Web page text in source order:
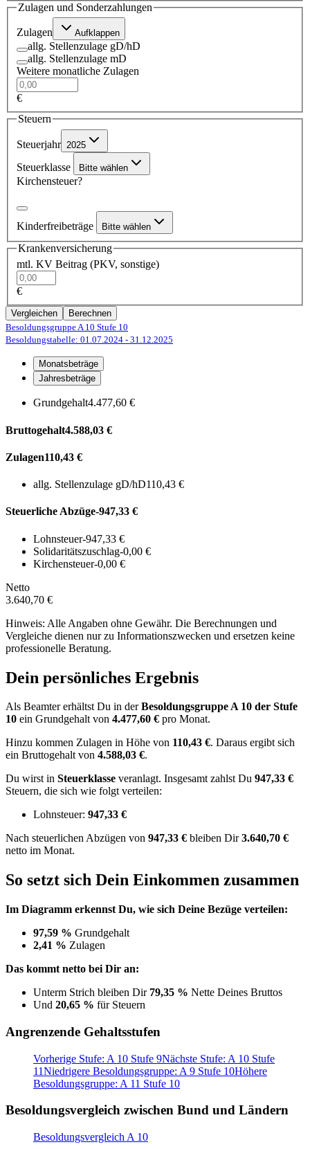
Zulagen und Sonderzahlungen
Zulagen Aufklappen
allg. Stellenzulage gD/hD
allg. Stellenzulage mD
Weitere monatliche Zulagen
€
Steuern
Steuerjahr 2025
Steuerklasse Bitte wählen
Kirchensteuer?
Kinderfreibeträge Bitte wählen
Krankenversicherung
mtl. KV Beitrag (PKV, sonstige)
€
Vergleichen
Berechnen
Besoldungsgruppe A 10 Stufe 10
Besoldungstabelle: 01.07.2024 - 31.12.2025
Monatsbeträge
Jahresbeträge
Grundgehalt4.477,60 €
Bruttogehalt4.588,03 €
Zulagen110,43 €
allg. Stellenzulage gD/hD110,43 €
Steuerliche Abzüge-947,33 €
Lohnsteuer-947,33 €
Solidaritätszuschlag-0,00 €
Kirchensteuer-0,00 €
Netto
3.640,70 €
Hinweis: Alle Angaben ohne Gewähr. Die Berechnungen und
Vergleiche dienen nur zu Informationszwecken und ersetzen keine
professionelle Beratung.
Dein persönliches Ergebnis
Als Beamter erhältst Du in derBesoldungsgruppeA 10 der Stufe
10 ein Grundgehalt von 4.477,60 € pro Monat.
Hinzu kommen Zulagen in Höhe von 110,43 €. Daraus ergibt sich
ein Bruttogehalt von 4.588,03 €.
Du wirst in Steuerklasse veranlagt. Insgesamt zahlst Du 947,33 €
Steuern, die sich wie folgt verteilen:
Lohnsteuer: 947,33 €
Nach steuerlichen Abzügen von 947,33 € bleiben Dir3.640,70 €
netto im Monat.
So setzt sich Dein Einkommen zusammen
Im Diagramm erkennst Du, wie sich Deine Bezüge verteilen:
97,59 % Grundgehalt
2,41 % Zulagen
Das kommt netto bei Dir an:
Unterm Strich bleiben Dir 79,35 % Nette Deines Bruttos
Und 20,65 % für Steuern
Angrenzende Gehaltsstufen
Vorherige Stufe: A 10 Stufe 9Nächste Stufe: A 10 Stufe
11Niedrigere Besoldungsgruppe: A 9 Stufe 10Höhere
Besoldungsgruppe: A 11 Stufe 10
Besoldungsvergleich zwischen Bund und Ländern
Besoldungsvergleich A 10